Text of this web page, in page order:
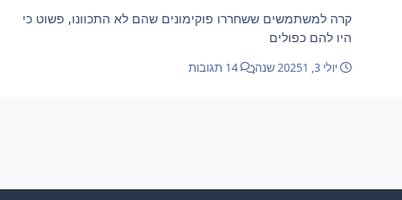
קרה למשתמשים ששחררו פוקימונים שהם לא התכוונו, פשוט כי
היו להם כפולים
יולי 3, 2025 1 שנה